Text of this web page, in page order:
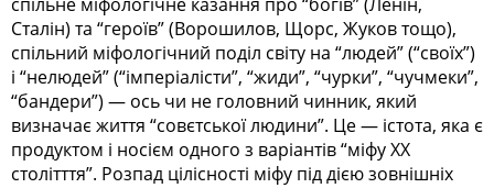
Сталін) та “героїв” (Ворошилов, Щорс, Жуков тощо),
спільний міфологічний поділ світу на “людей” (“своїх”)
і “нелюдей” (“імперіалісти”, “жиди”, “чурки”, “чучмеки”,
“бандери”) — ось чи не головний чинник, який
визначає життя “совєтської людини”. Це — істота, яка є
продуктом і носієм одного з варіантів “міфу XX
столітття”. Розпад цілісності міфу під дією зовнішніх